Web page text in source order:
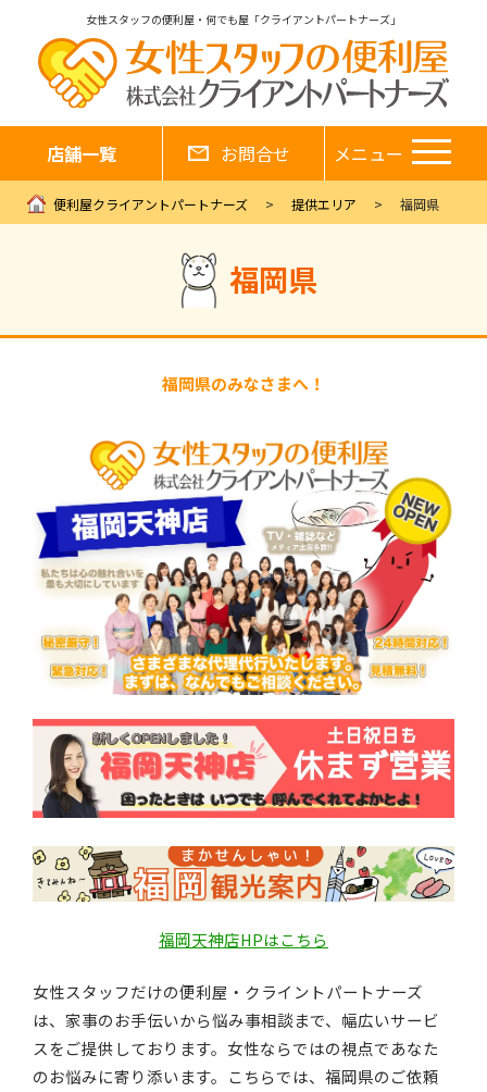
女性スタッフの便利屋・何でも屋「クライアントパートナーズ」
店舗一覧 お問合せ メニュー
便利屋クライアントパートナーズ 提供エリア 福岡県
福岡県
福岡県のみなさまへ！
福岡天神店HPはこちら
女性スタッフだけの便利屋・クライントパートナーズ
は、家事のお手伝いから悩み事相談まで、幅広いサービ
スをご提供しております。女性ならではの視点であなた
のお悩みに寄り添います。こちらでは、福岡県のご依頼